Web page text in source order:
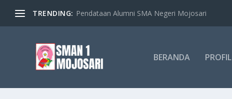
TRENDING: Pendataan Alumni SMA Negeri Mojosari
BERANDA PROFIL